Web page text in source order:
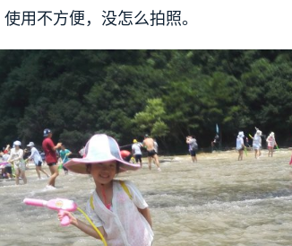
用不方便，没怎么拍照。